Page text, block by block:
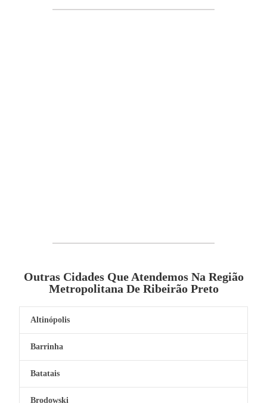
Outras Cidades Que Atendemos Na Região
Metropolitana De Ribeirão Preto
Altinópolis
Barrinha
Batatais
Brodowski